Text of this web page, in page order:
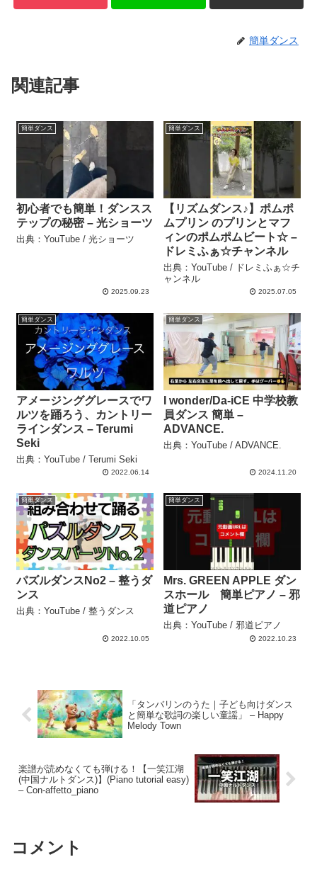
簡単ダンス
関連記事
簡単ダンス
初心者でも簡単！ダンスス
テップの秘密 – 光ショーツ
出典：YouTube / 光ショーツ
2025.09.23
簡単ダンス
【リズムダンス♪】ポムポ
ムプリン のプリンとマフ
ィンのポムポムビート☆ –
ドレミふぁ☆チャンネル
出典：YouTube / ドレミふぁ☆チ
ャンネル
2025.07.05
簡単ダンス
アメージンググレースでワ
ルツを踊ろう、カントリー
ラインダンス – Terumi
Seki
出典：YouTube / Terumi Seki
2022.06.14
簡単ダンス
I wonder/Da-iCE 中学校教
員ダンス 簡単 –
ADVANCE.
出典：YouTube / ADVANCE.
2024.11.20
簡単ダンス
パズルダンスNo2 – 整うダ
ンス
出典：YouTube / 整うダンス
2022.10.05
簡単ダンス
Mrs. GREEN APPLE ダン
スホール 簡単ピアノ – 邪
道ピアノ
出典：YouTube / 邪道ピアノ
2022.10.23
「タンバリンのうた｜子ども向けダンス
と簡単な歌詞の楽しい童謡」 – Happy
Melody Town
楽譜が読めなくても弾ける！【一笑江湖
(中国ナルトダンス)】(Piano tutorial easy)
– Con-affetto_piano
コメント